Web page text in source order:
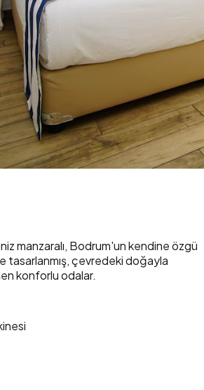
manzaralı, Bodrum'un kendine özgü
tasarlanmış, çevredeki doğayla
konforlu odalar.